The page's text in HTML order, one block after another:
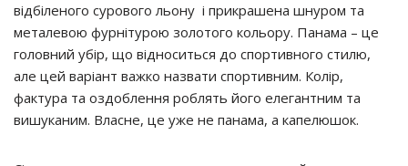
відбіленого сурового льону і прикрашена шнуром та
металевою фурнітурою золотого кольору. Панама – це
головний убір, що відноситься до спортивного стилю,
але цей варіант важко назвати спортивним. Колір,
фактура та оздоблення роблять його елегантним та
вишуканим. Власне, це уже не панама, а капелюшок.